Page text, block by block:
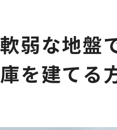
軟弱な地盤
庫を建てる